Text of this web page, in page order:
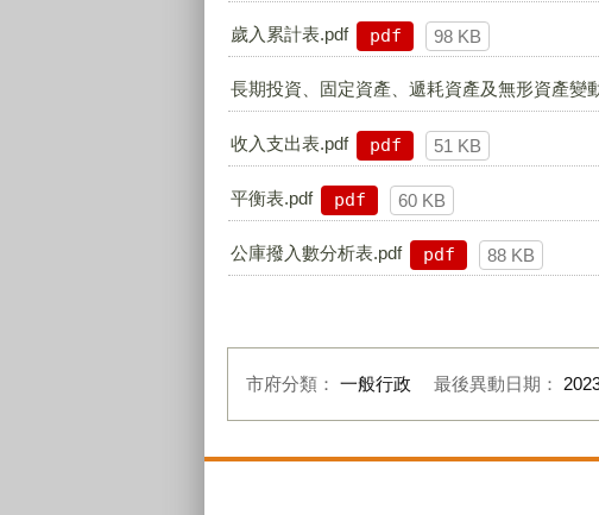
歲入累計表.pdf pdf 98 KB
長期投資、固定資產、遞耗資產及無形資產變
收入支出表.pdf pdf 51 KB
平衡表.pdf pdf 60 KB
公庫撥入數分析表.pdf pdf 88 KB
市府分類： 一般行政 最後異動日期：